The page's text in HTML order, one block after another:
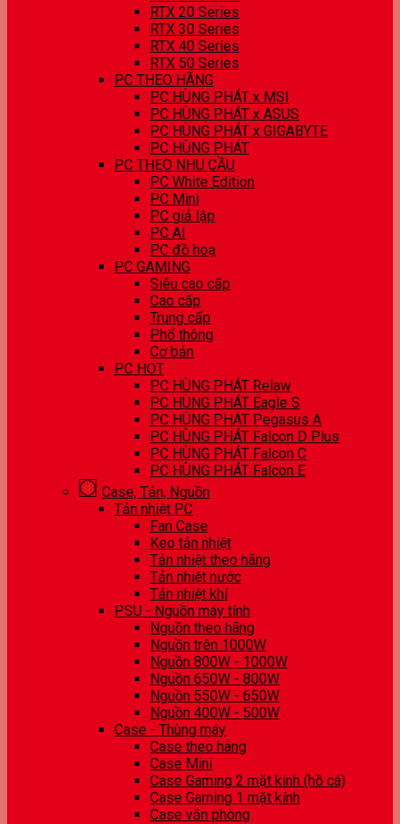
RTX 20 Series
RTX 30 Series
RTX 40 Series
RTX 50 Series
PC THEO HÃNG
PC HÙNG PHÁT x MSI
PC HÙNG PHÁT x ASUS
PC HÙNG PHÁT x GIGABYTE
PC HÙNG PHÁT
PC THEO NHU CẦU
PC White Edition
PC Mini
PC giả lập
PC AI
PC đồ hoạ
PC GAMING
Siêu cao cấp
Cao cấp
Trung cấp
Phổ thông
Cơ bản
PC HOT
PC HÙNG PHÁT Relaw
PC HÙNG PHÁT Eagle S
PC HÙNG PHÁT Pegasus A
PC HÙNG PHÁT Falcon D Plus
PC HÙNG PHÁT Falcon C
PC HÙNG PHÁT Falcon E
Case, Tản, Nguồn
Tản nhiệt PC
Fan Case
Keo tản nhiệt
Tản nhiệt theo hãng
Tản nhiệt nước
Tản nhiệt khí
PSU - Nguồn máy tính
Nguồn theo hãng
Nguồn trên 1000W
Nguồn 800W - 1000W
Nguồn 650W - 800W
Nguồn 550W - 650W
Nguồn 400W - 500W
Case - Thùng máy
Case theo hãng
Case Mini
Case Gaming 2 mặt kính (hồ cá)
Case Gaming 1 mặt kính
Case văn phòng